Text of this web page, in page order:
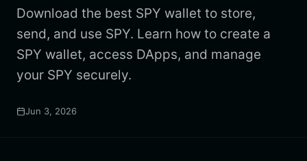
Download the best SPY wallet to store,
send, and use SPY. Learn how to create a
SPY wallet, access DApps, and manage
your SPY securely.
Jun 3, 2026